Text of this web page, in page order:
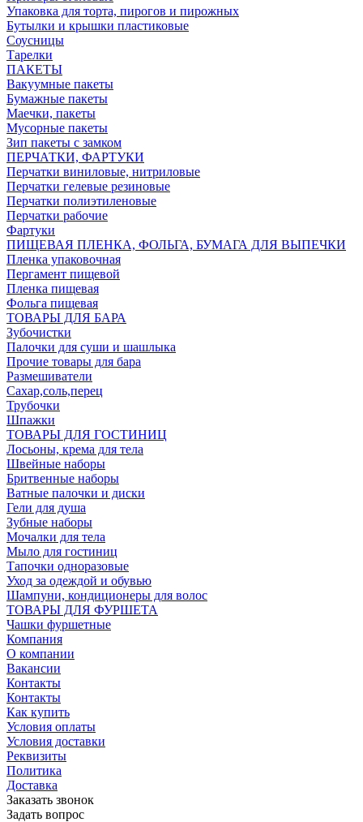
Упаковка для торта, пирогов и пирожных
Бутылки и крышки пластиковые
Соусницы
Тарелки
ПАКЕТЫ
Вакуумные пакеты
Бумажные пакеты
Маечки, пакеты
Мусорные пакеты
Зип пакеты с замком
ПЕРЧАТКИ, ФАРТУКИ
Перчатки виниловые, нитриловые
Перчатки гелевые резиновые
Перчатки полиэтиленовые
Перчатки рабочие
Фартуки
ПИЩЕВАЯ ПЛЕНКА, ФОЛЬГА, БУМАГА ДЛЯ ВЫПЕЧКИ
Пленка упаковочная
Пергамент пищевой
Пленка пищевая
Фольга пищевая
ТОВАРЫ ДЛЯ БАРА
Зубочистки
Палочки для суши и шашлыка
Прочие товары для бара
Размешиватели
Сахар,соль,перец
Трубочки
Шпажки
ТОВАРЫ ДЛЯ ГОСТИНИЦ
Лосьоны, крема для тела
Швейные наборы
Бритвенные наборы
Ватные палочки и диски
Гели для душа
Зубные наборы
Мочалки для тела
Мыло для гостиниц
Тапочки одноразовые
Уход за одеждой и обувью
Шампуни, кондиционеры для волос
ТОВАРЫ ДЛЯ ФУРШЕТА
Чашки фуршетные
Компания
О компании
Вакансии
Контакты
Контакты
Как купить
Условия оплаты
Условия доставки
Реквизиты
Политика
Доставка
Заказать звонок
Задать вопрос